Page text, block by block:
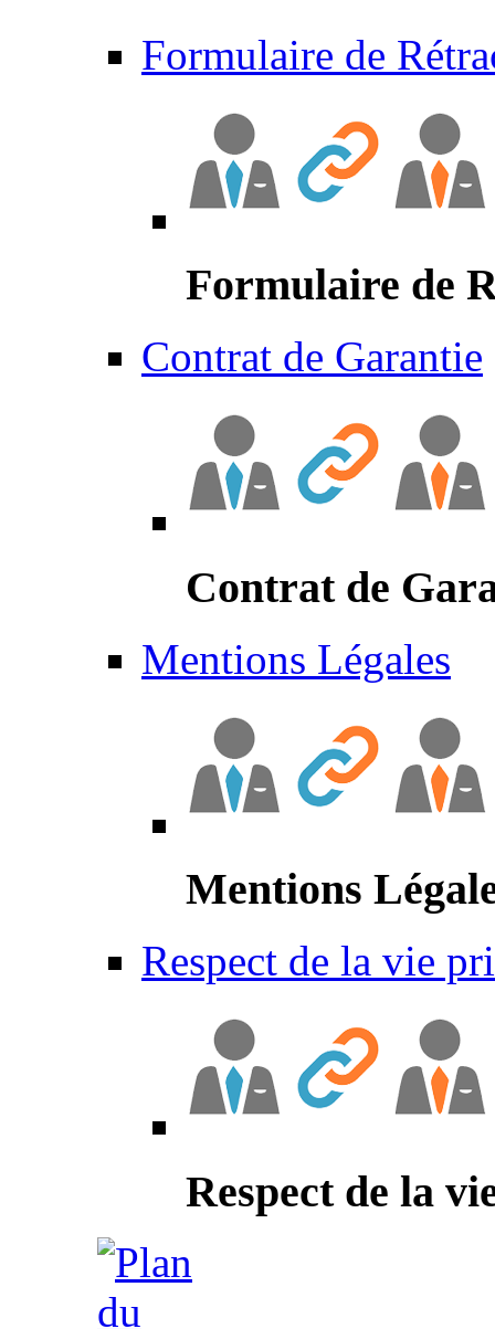
Formulaire de
Formulaire de
Contrat de Garantie
Contrat de
Mentions Légales
Mentions
Respect de la vie
Respect de la